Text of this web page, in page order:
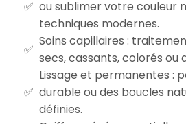
ou sublimer votre couleur
techniques modernes.
Soins capillaires :
secs, cassants, colorés ou
Lissage et permanentes :
durable ou des boucles
définies.